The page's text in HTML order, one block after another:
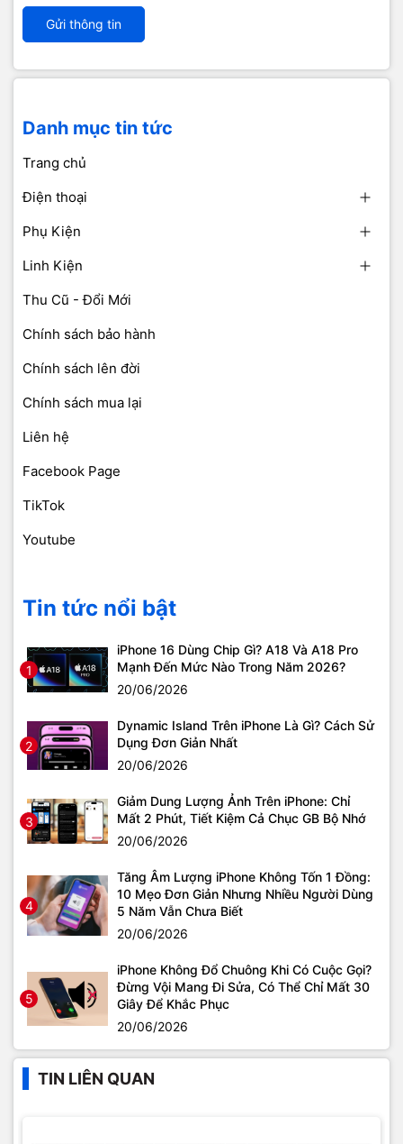
Gửi thông tin
Danh mục tin tức
Trang chủ
Điện thoại
Phụ Kiện
Linh Kiện
Thu Cũ - Đổi Mới
Chính sách bảo hành
Chính sách lên đời
Chính sách mua lại
Liên hệ
Facebook Page
TikTok
Youtube
Tin tức nổi bật
1
iPhone 16 Dùng Chip Gì? A18 Và A18 Pro
Mạnh Đến Mức Nào Trong Năm 2026?
20/06/2026
2
Dynamic Island Trên iPhone Là Gì? Cách Sử
Dụng Đơn Giản Nhất
20/06/2026
3
Giảm Dung Lượng Ảnh Trên iPhone: Chỉ
Mất 2 Phút, Tiết Kiệm Cả Chục GB Bộ Nhớ
20/06/2026
4
Tăng Âm Lượng iPhone Không Tốn 1 Đồng:
10 Mẹo Đơn Giản Nhưng Nhiều Người Dùng
5 Năm Vẫn Chưa Biết
20/06/2026
5
iPhone Không Đổ Chuông Khi Có Cuộc Gọi?
Đừng Vội Mang Đi Sửa, Có Thể Chỉ Mất 30
Giây Để Khắc Phục
20/06/2026
TIN LIÊN QUAN